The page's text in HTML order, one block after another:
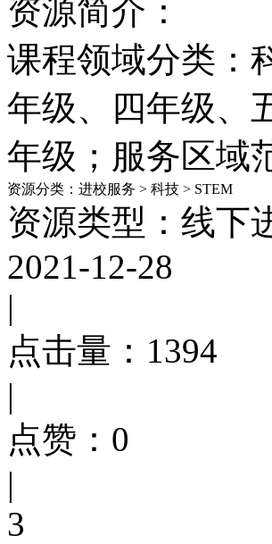
资源简介：
课程领域分类：
年级、四年级、
年级；服务区域
资源分类： 进校服务 > 科技 > STEM
资源类型：线下
2021-12-28
|
点击量： 1394
|
点赞： 0
|
3